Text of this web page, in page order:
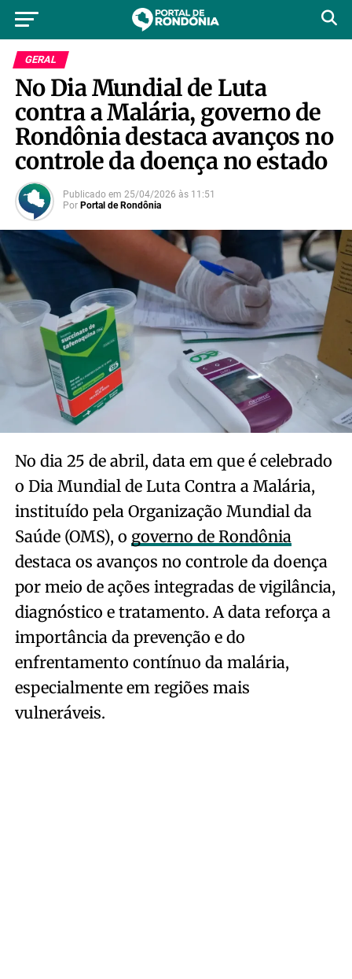
GERAL
No Dia Mundial de Luta
contra a Malária, governo de
Rondônia destaca avanços no
controle da doença no estado
Publicado em 25/04/2026 às 11:51
Por Portal de Rondônia
No dia 25 de abril, data em que é celebrado
o Dia Mundial de Luta Contra a Malária,
instituído pela Organização Mundial da
Saúde (OMS), o governo de Rondônia
destaca os avanços no controle da doença
por meio de ações integradas de vigilância,
diagnóstico e tratamento. A data reforça a
importância da prevenção e do
enfrentamento contínuo da malária,
especialmente em regiões mais
vulneráveis.